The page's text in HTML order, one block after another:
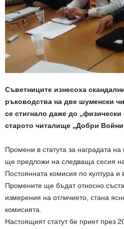
Съветниците изнесоха
ръководства на две шуменски
се стигнало даже до
старото читалище „Добри
Промени в статута за наградата
ще предложи на следваща сесия
Постоянната комисия по култура и
Промените ще бъдат относно
измерения на отличието, стана
комисията.
Настоящият статут бе приет през